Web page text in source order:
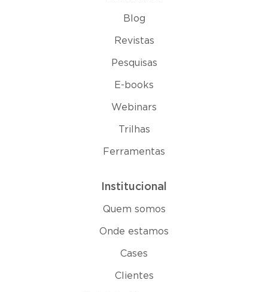
Blog
Revistas
Pesquisas
E-books
Webinars
Trilhas
Ferramentas
Institucional
Quem somos
Onde estamos
Cases
Clientes